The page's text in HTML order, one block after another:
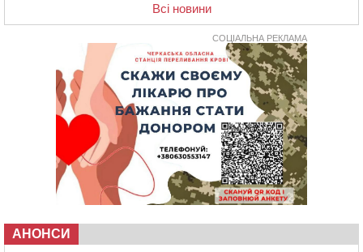
ЧНУ увійшов до 50 найпопулярніших вишів України
серед вступників
На Хімселищі у Черкасах облаштували новий
контейнерний майданчик
Без розтину грудної клітки: у Черкасах 75-річній
пацієнтці замінили аортальний клапан
У Черкаському онкоцентрі встановили сонячну
електростанцію за понад пів мільйона гривень
У Київській області прощаються з полеглим на
фронті жителем Монастирищини
У Черкасах містяни через нову скляну зупинку і
обіцяє масштабне озеленення
Всі новини
СОЦІАЛЬНА РЕКЛАМА
АНОНСИ